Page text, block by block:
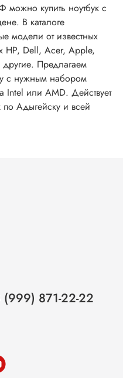
можно купить ноутбук с
В каталоге
модели от известных
HP, Dell, Acer, Apple,
Предлагаем
с нужным набором
Intel или AMD. Действует
Адыгейску и всей
(999) 871-22-22